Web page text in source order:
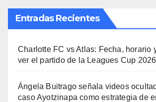
Entradas Recientes
Charlotte FC vs Atlas: Fecha, horario
ver el partido de la Leagues Cup 2026
Ángela Buitrago señala videos
caso Ayotzinapa como estrategia de